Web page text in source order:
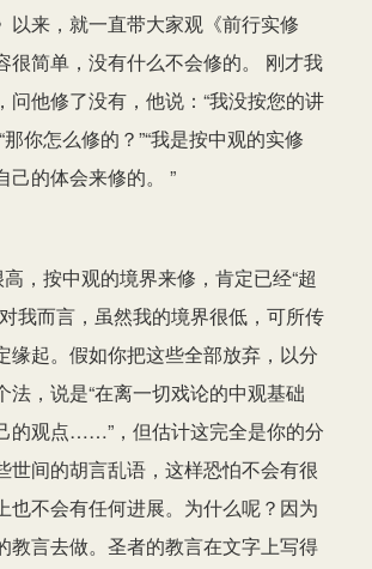
以来，就一直带大家观《前行实修
很简单，没有什么不会修的。 刚才我
问他修了没有，他说：“我没按您的讲
那你怎么修的？”“我是按中观的实修
己的体会来修的。 ”
高，按中观的境界来修，肯定已经“超
我而言，虽然我的境界很低，可所传
缘起。假如你把这些全部放弃，以分
法，说是“在离一切戏论的中观基础
的观点……”，但估计这完全是你的分
世间的胡言乱语，这样恐怕不会有很
也不会有任何进展。为什么呢？因为
教言去做。圣者的教言在文字上写得